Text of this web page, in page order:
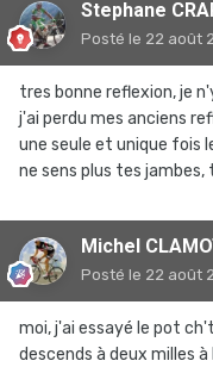
Stephane
Posté le 22 août
tres bonne reflexion, je
j'ai perdu mes anciens
une seule et unique fois
ne sens plus tes jambes,
Michel
Posté le 22 août
moi, j'ai essayé le pot
descends à deux milles